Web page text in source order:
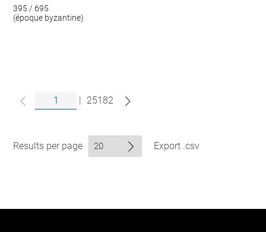
395 / 695
(époque byzantine)
| 25182
Results per page Export .csv